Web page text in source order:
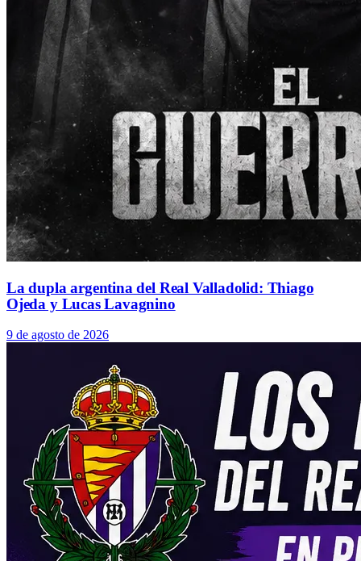
La dupla argentina del Real Valladolid: Thiago
Ojeda y Lucas Lavagnino
9 de agosto de 2026